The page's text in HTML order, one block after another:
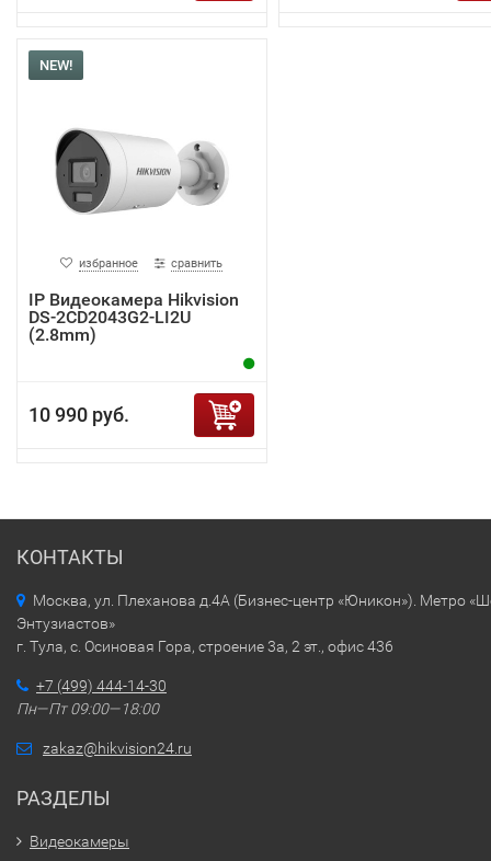
NEW!
избранное сравнить
IP Видеокамера Hikvision
DS-2CD2043G2-LI2U
(2.8mm)
10 990 руб.
КОНТАКТЫ
Москва, ул. Плеханова д.4А (Бизнес-центр «Юникон»). Метро
Энтузиастов»
г. Тула, с. Осиновая Гора, строение 3а, 2 эт., офис 436
+7 (499) 444-14-30
Пн—Пт 09:00—18:00
zakaz@hikvision24.ru
РАЗДЕЛЫ
Видеокамеры